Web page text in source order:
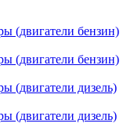
(двигатели бензин)
(двигатели бензин)
(двигатели дизель)
(двигатели дизель)